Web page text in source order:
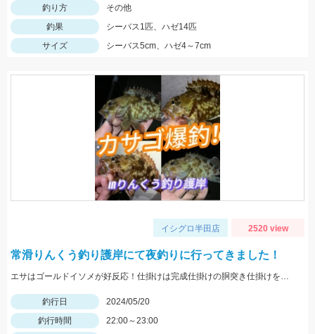
釣り方
その他
釣果
シーバス1匹、ハゼ14匹
サイズ
シーバス5cm、ハゼ4～7cm
イシグロ半田店 2520 view
常滑りんくう釣り護岸にて夜釣りに行ってきました！
エサはゴールドイソメが好反応！仕掛けは完成仕掛けの胴突き仕掛けを使いました！
釣行日
2024/05/20
釣行時間
22:00～23:00